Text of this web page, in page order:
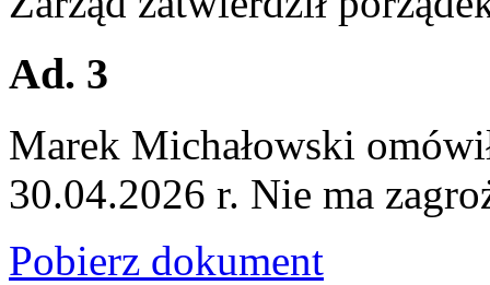
Ad. 3
Marek Michałowski
30.04.2026 r. Nie ma
Pobierz dokument